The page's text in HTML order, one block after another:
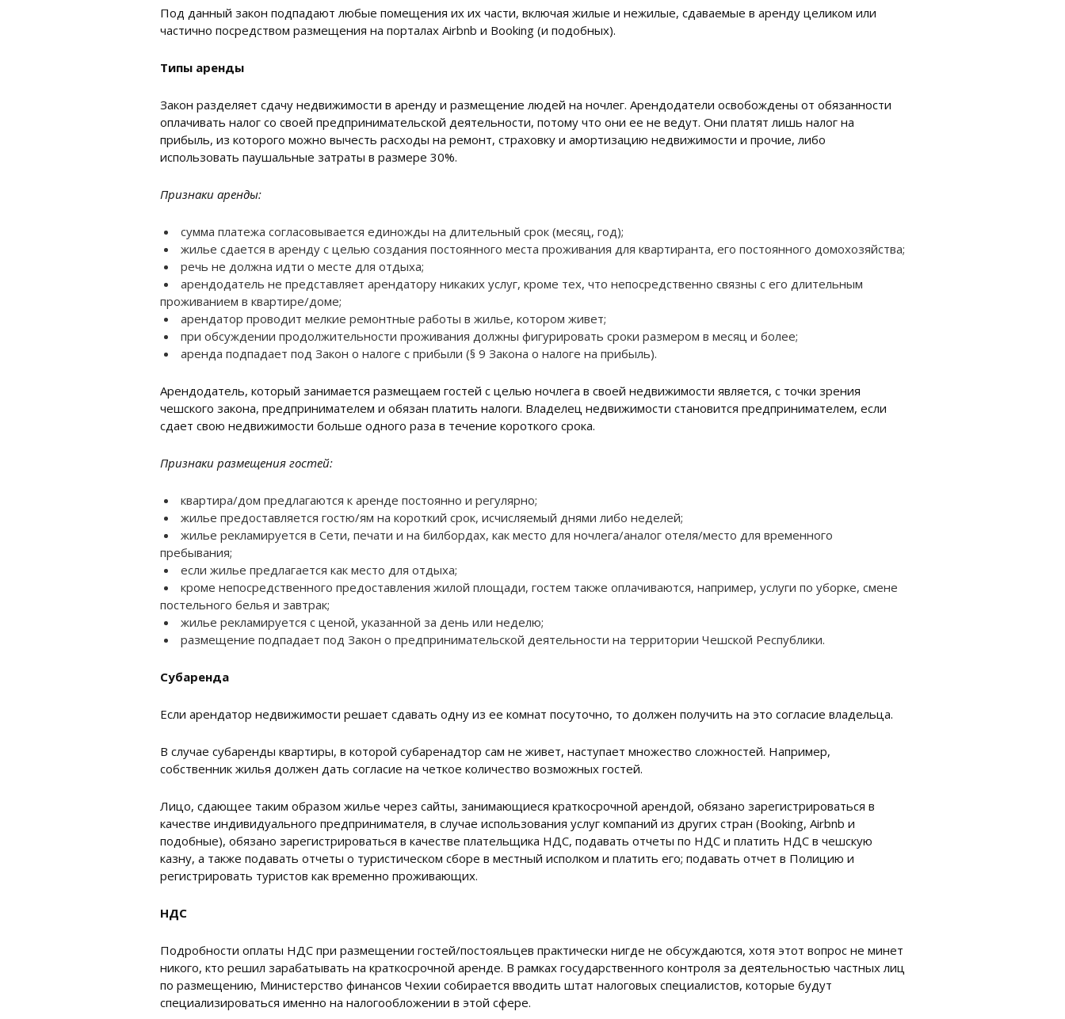
Под данный закон подпадают любые помещения их их части, включая жилые и нежилые, сдаваемые в аренду целиком или
частично посредством размещения на порталах Airbnb и Booking (и подобных).
Типы аренды
Закон разделяет сдачу недвижимости в аренду и размещение людей на ночлег. Арендодатели освобождены от обязанности
оплачивать налог со своей предпринимательской деятельности, потому что они ее не ведут. Они платят лишь налог на
прибыль, из которого можно вычесть расходы на ремонт, страховку и амортизацию недвижимости и прочие, либо
использовать паушальные затраты в размере 30%.
Признаки аренды:
сумма платежа согласовывается единожды на длительный срок (месяц, год);
жилье сдается в аренду с целью создания постоянного места проживания для квартиранта, его постоянного домохозяйства;
речь не должна идти о месте для отдыха;
арендодатель не представляет арендатору никаких услуг, кроме тех, что непосредственно связны с его длительным
проживанием в квартире/доме;
арендатор проводит мелкие ремонтные работы в жилье, котором живет;
при обсуждении продолжительности проживания должны фигурировать сроки размером в месяц и более;
аренда подпадает под Закон о налоге с прибыли (§ 9 Закона о налоге на прибыль).
Арендодатель, который занимается размещаем гостей с целью ночлега в своей недвижимости является, с точки зрения
чешского закона, предпринимателем и обязан платить налоги. Владелец недвижимости становится предпринимателем, если
сдает свою недвижимости больше одного раза в течение короткого срока.
Признаки размещения гостей:
квартира/дом предлагаются к аренде постоянно и регулярно;
жилье предоставляется гостю/ям на короткий срок, исчисляемый днями либо неделей;
жилье рекламируется в Сети, печати и на билбордах, как место для ночлега/аналог отеля/место для временного
пребывания;
если жилье предлагается как место для отдыха;
кроме непосредственного предоставления жилой площади, гостем также оплачиваются, например, услуги по уборке, смене
постельного белья и завтрак;
жилье рекламируется с ценой, указанной за день или неделю;
размещение подпадает под Закон о предпринимательской деятельности на территории Чешской Республики.
Субаренда
Если арендатор недвижимости решает сдавать одну из ее комнат посуточно, то должен получить на это согласие владельца.
В случае субаренды квартиры, в которой субаренадтор сам не живет, наступает множество сложностей. Например,
собственник жилья должен дать согласие на четкое количество возможных гостей.
Лицо, сдающее таким образом жилье через сайты, занимающиеся краткосрочной арендой, обязано зарегистрироваться в
качестве индивидуального предпринимателя, в случае использования услуг компаний из других стран (Booking, Airbnb и
подобные), обязано зарегистрироваться в качестве плательщика НДС, подавать отчеты по НДС и платить НДС в чешскую
казну, а также подавать отчеты о туристическом сборе в местный исполком и платить его; подавать отчет в Полицию и
регистрировать туристов как временно проживающих.
НДС
Подробности оплаты НДС при размещении гостей/постояльцев практически нигде не обсуждаются, хотя этот вопрос не минет
никого, кто решил зарабатывать на краткосрочной аренде. В рамках государственного контроля за деятельностью частных лиц
по размещению, Министерство финансов Чехии собирается вводить штат налоговых специалистов, которые будут
специализироваться именно на налогообложении в этой сфере.